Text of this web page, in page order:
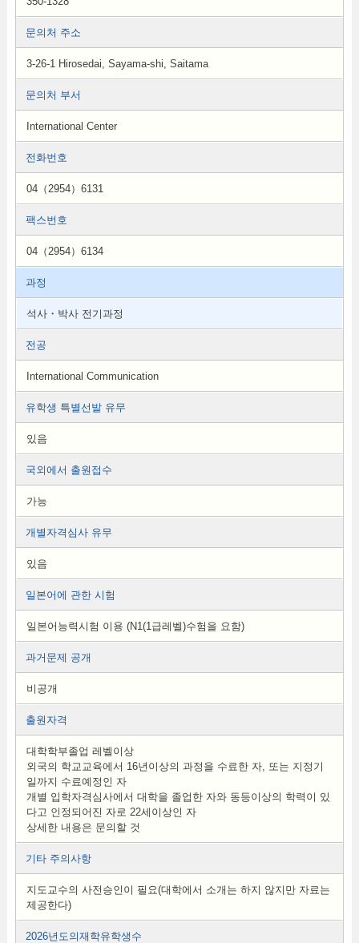
문의처 주소
3-26-1 Hirosedai, Sayama-shi, Saitama
문의처 부서
International Center
전화번호
04（2954）6131
팩스번호
04（2954）6134
과정
석사・박사 전기과정
전공
International Communication
유학생 특별선발 유무
있음
국외에서 출원접수
가능
개별자격심사 유무
있음
일본어에 관한 시험
일본어능력시험 이용 (N1(1급레벨)수험을 요함)
과거문제 공개
비공개
출원자격
대학학부졸업 레벨이상
외국의 학교교육에서 16년이상의 과정을 수료한 자, 또는 지정기
일까지 수료예정인 자
개별 입학자격심사에서 대학을 졸업한 자와 동등이상의 학력이 있
다고 인정되어진 자로 22세이상인 자
상세한 내용은 문의할 것
기타 주의사항
지도교수의 사전승인이 필요(대학에서 소개는 하지 않지만 자료는
제공한다)
2026년도의재학유학생수